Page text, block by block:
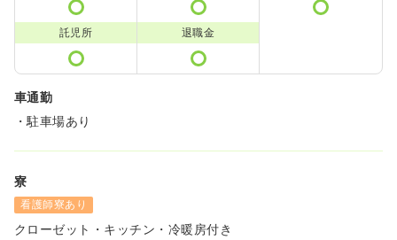
託児所 退職金
車通勤
・駐車場あり
寮
看護師寮あり
クローゼット・キッチン・冷暖房付き